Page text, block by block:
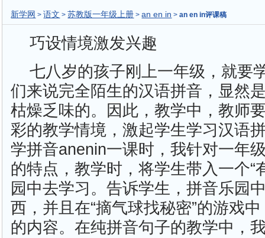
新学网 >语文 > 苏教版一年级上册 >an en in >an en in评课稿
巧设情境激发兴趣
七八岁的孩子刚上一年级，就要
们来说完全陌生的汉语拼音，显然
枯燥乏味的。因此，教学中，教师
彩的教学情境，激起学生学习汉语
学拼音anenin一课时，我针对一年
的特点，教学时，将学生带入一个“
园中去学习。告诉学生，拼音乐园
西，并且在“摘气球找秘密”的游戏
的内容。在纯拼音句子的教学中，